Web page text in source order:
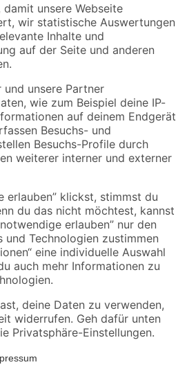
Versandarten
MwSt.. Die dargestellten Angebote sind unter
Die angegebenen Verfügbarkeiten beziehen
gilt nicht für Artikel mit Speditionsversand, hier